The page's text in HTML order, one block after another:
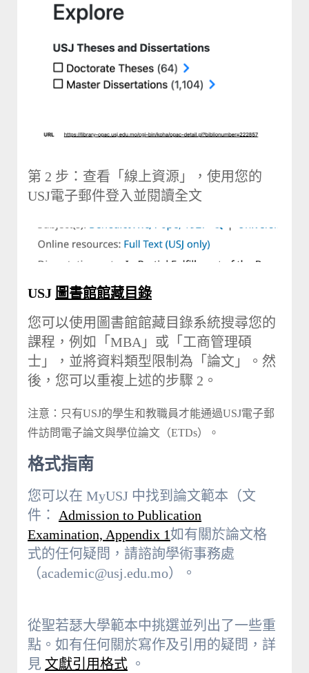
第 2 步：查看「線上資源」，使用您的
USJ電子郵件登入並閱讀全文
USJ 圖書館館藏目錄
您可以使用圖書館館藏目錄系統搜尋您的
課程，例如「MBA」或「工商管理碩
士」，並將資料類型限制為「論文」。然
後，您可以重複上述的步驟 2。
注意：只有USJ的學生和教職員才能通過USJ電子郵
件訪問電子論文與學位論文（ETDs）。
格式指南
您可以在 MyUSJ 中找到論文範本（文
件： Admission to Publication
Examination, Appendix 1如有關於論文格
式的任何疑問，請諮詢學術事務處
（academic@usj.edu.mo）。
從聖若瑟大學範本中挑選並列出了一些重
點。如有任何關於寫作及引用的疑問，詳
見 文獻引用格式 。